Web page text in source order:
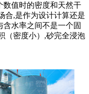
数值时的密度和天然干
合,是作为设计计算还是
水率之间不是一个固
（密度小）,砂完全浸泡